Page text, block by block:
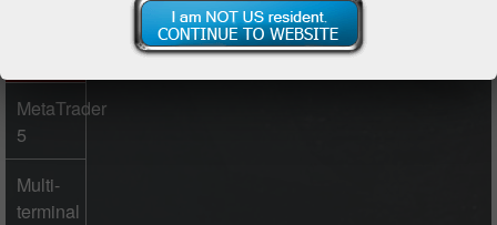
MetaTrader
5
Multi-
terminal